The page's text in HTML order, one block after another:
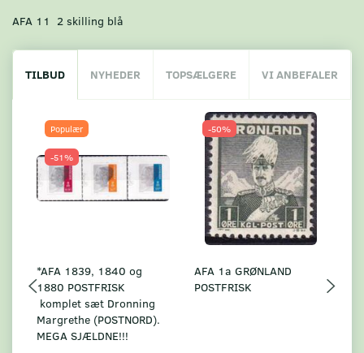
AFA 11 2 skilling blå
TILBUD NYHEDER TOPSÆLGERE VI ANBEFALER
Populær
-51%
*AFA 1839, 1840 og
1880 POSTFRISK
komplet sæt Dronning
Margrethe (POSTNORD).
MEGA SJÆLDNE!!!
-50%
AFA 1a GRØNLAND
POSTFRISK